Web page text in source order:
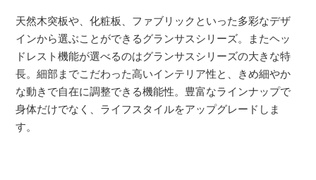
天然木突板や、化粧板、ファブリックといった多彩なデザ
インから選ぶことができるグランサスシリーズ。またヘッ
ドレスト機能が選べるのはグランサスシリーズの大きな特
長。細部までこだわった高いインテリア性と、きめ細やか
な動きで自在に調整できる機能性。豊富なラインナップで
身体だけでなく、ライフスタイルをアップグレードしま
す。